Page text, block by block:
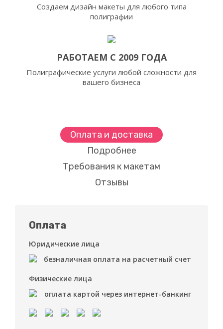
Создаем дизайн макеты для любого типа
полиграфии
РАБОТАЕМ С 2009 ГОДА
Полиграфические услуги любой сложности для
вашего бизнеса
Оплата и доставка
Подробнее
Требования к макетам
Отзывы
Оплата
Юридические лица
безналичная оплата на расчетный счет
Физические лица
оплата картой через интернет-банкинг